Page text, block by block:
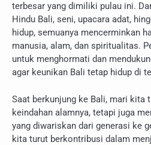
terbesar yang dimiliki pulau ini.
Hindu Bali, seni, upacara adat,
hidup, semuanya mencerminkan
manusia, alam, dan spiritualitas.
untuk menghormati dan
agar keunikan Bali tetap hidup di
Saat berkunjung ke Bali, mari kita
keindahan alamnya, tetapi juga
yang diwariskan dari generasi ke
kita turut berkontribusi dalam